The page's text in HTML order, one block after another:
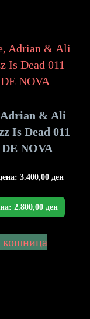
Adrian & Ali
Is Dead 011
NOVA
3.400,00 ден
2.800,00 ден
кошница